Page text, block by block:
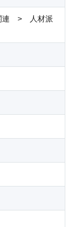
連 > 人材派